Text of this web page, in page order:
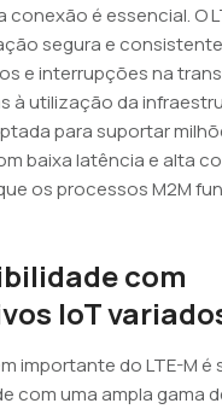
conexão é essencial. O
segura e
e interrupções na
à utilização da
para suportar
baixa latência e alta
os processos M2M
com
IoT
importante do LTE-M é
com uma ampla gama